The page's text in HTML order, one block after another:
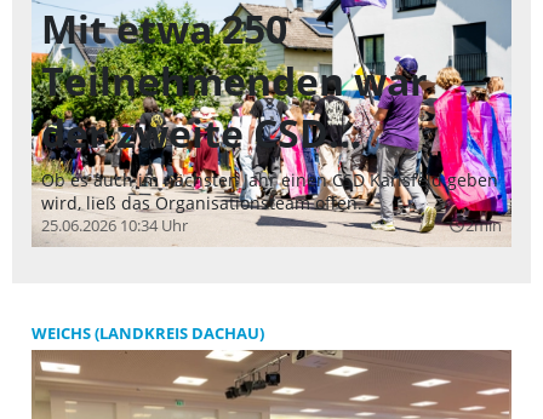
Mit etwa 250
Teilnehmenden war
der zweite CSD
Karlsfelds größer als
erwartet
Ob es auch im nächsten Jahr einen CSD Karlsfeld geben
wird, ließ das Organisationsteam offen.
25.06.2026 10:34 Uhr query_builder2min
WEICHS (LANDKREIS DACHAU)